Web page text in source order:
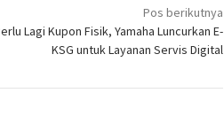
Pos berikutnya
Lagi Kupon Fisik, Yamaha Luncurkan E-
KSG untuk Layanan Servis Digital